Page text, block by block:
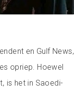
en Gulf News,
opriep. Hoewel
is het in Saoedi-